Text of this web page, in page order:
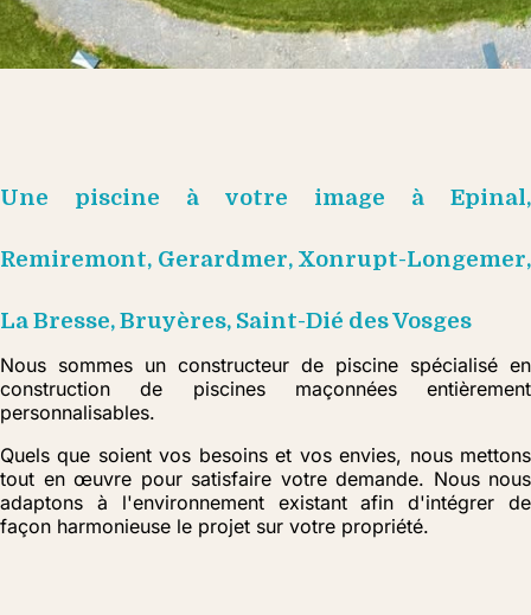
Une piscine à votre image à Epinal,
Remiremont, Gerardmer, Xonrupt-Longemer,
La Bresse, Bruyères, Saint-Dié des Vosges
Nous sommes un constructeur de piscine spécialisé en
construction de piscines maçonnées entièrement
personnalisables.
Quels que soient vos besoins et vos envies, nous mettons
tout en œuvre pour satisfaire votre demande. Nous nous
adaptons à l'environnement existant afin d'intégrer de
façon harmonieuse le projet sur votre propriété.